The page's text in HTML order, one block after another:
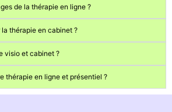
de la thérapie en ligne ?
thérapie en cabinet ?
visio et cabinet ?
thérapie en ligne et présentiel ?